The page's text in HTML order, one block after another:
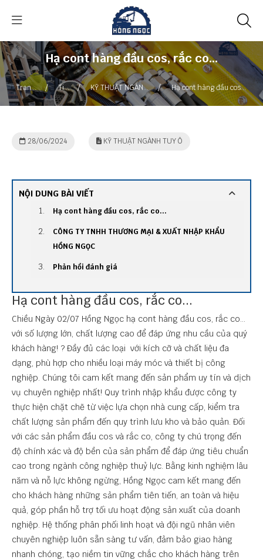
Hạ cont hàng đầu cos, rắc co...
Trang / Tin / KỸ THUẬT NGÀNH / Hạ cont hàng đầu cos,
28/06/2024 KỸ THUẬT NGÀNH TUY Ô
NỘI DUNG BÀI VIẾT
Hạ cont hàng đầu cos, rắc co...
CÔNG TY TNHH THƯƠNG MẠI & XUẤT NHẬP KHẨU
HỒNG NGỌC
Phản hồi đánh giá
Hạ cont hàng đầu cos, rắc co...
Chiều Ngày 02/07 Hồng Ngọc hạ cont hàng đầu cos, rắc co…
với số lượng lớn, chất lượng cao để đáp ứng nhu cầu của quý
khách hàng! ? Đầy đủ các loại với kích cỡ và chất liệu đa
dạng, phù hợp cho nhiều loại máy móc và thiết bị công
nghiệp. Chúng tôi cam kết mang đến sản phẩm uy tín và dịch
vụ chuyên nghiệp nhất! Quy trình nhập khẩu được công ty
thực hiện chặt chẽ từ việc lựa chọn nhà cung cấp, kiểm tra
chất lượng sản phẩm đến quy trình lưu kho và bảo quản. Đối
với các sản phẩm đầu cos và rắc co, công ty chú trọng đến
độ chính xác và độ bền của sản phẩm để đáp ứng tiêu chuẩn
cao trong ngành công nghiệp thuỷ lực. Bằng kinh nghiệm lâu
năm và nỗ lực không ngừng, Hồng Ngọc cam kết mang đến
cho khách hàng những sản phẩm tiên tiến, an toàn và hiệu
quả, góp phần hỗ trợ tối ưu hoạt động sản xuất của doanh
nghiệp. Hệ thống phân phối linh hoạt và đội ngũ nhân viên
chuyên nghiệp luôn sẵn sàng tư vấn, đảm bảo giao hàng
nhanh chóng, tạo niềm tin vững chắc cho khách hàng trên